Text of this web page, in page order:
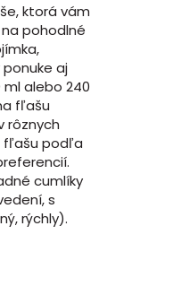
ktorá vám
pohodlné
ponuke aj
alebo 240
fľašu
rôznych
fľašu podľa
cumlíky
s
rýchly).